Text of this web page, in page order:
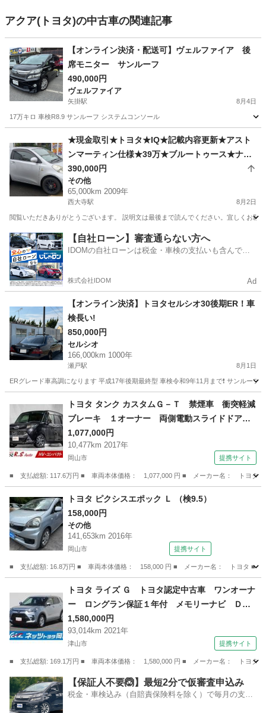
アクア(トヨタ)の中古車の関連記事
【オンライン決済・配送可】ヴェルファイア 後
席モニター サンルーフ
490,000円
ヴェルファイア
矢掛駅 8月4日
17万キロ 車検R8.9 サンルーフ システムコンソール
矢掛駅 ヴェルファイア サンルーフ
★現金取引★トヨタ★IQ★記載内容更新★アスト
ンマーティン仕様★39万★ブルートゥース★ナビ
★バックカメラ★２１年式★65000km走行★車検
令和10年7月まで★
390,000円
その他
65,000km 2009年
西大寺駅 8月2日
閲覧いただきありがとうございます。 説明文は最後まで読んでください。宜しく
岡山 岡山市 西大寺駅 その他 アストンマーティン
【自社ローン】審査通らない方へ
IDOMの自社ローンは税金・車検の支払いも含んでい
株式会社IDOM Ad
【オンライン決済】トヨタセルシオ30後期ER！車
検長い!
850,000円
セルシオ
166,000km 1000年
瀬戸駅 8月1日
ERグレード車高調になります 平成17年後期最終型 車検令和9年11月まで❗️ サンルー
瀬戸駅 セルシオ 後期
トヨタ タンク カスタムＧ－Ｔ 禁煙車 衝突軽減
ブレーキ １オーナー 両側電動スライドドア
９型ナビＴＶ 全方位カメラ ＥＴＣ ターボ付
き クルコン アイドリングストップ ＣＤ／Ｄ
ＶＤ Ｂｌｕｅｔｏｏｔｈ接続 フルセグ スマ
ートキー （検10.2）
1,077,000円
10,477km 2017年
岡山市 提携サイト
■ 支払総額: 117.6万円 ■ 車両本体価格： 1,077,000 円 ■ メーカー名： トヨ
トヨタ
トヨタ ピクシスエポック Ｌ （検9.5）
158,000円
その他
141,653km 2016年
岡山市 提携サイト
■ 支払総額: 16.8万円 ■ 車両本体価格： 158,000 円 ■ メーカー名： トヨタ
その他
トヨタ ライズ Ｇ トヨタ認定中古車 ワンオーナ
ー ロングラン保証１年付 メモリーナビ ＤＶ
Ｄ再生 バックカメラ ブラインドスポットモニ
ター 衝突被害軽減システム ドラレコ ＬＥＤ
ヘッドランプ アイドリングストップ （車検整備
付）
1,580,000円
93,014km 2021年
津山市 提携サイト
■ 支払総額: 169.1万円 ■ 車両本体価格： 1,580,000 円 ■ メーカー名： トヨ
岡山 津山市 トヨタ
【保証人不要🙆】最短2分で仮審査申込み
税金・車検込み（自賠責保険料を除く）で毎月の支払